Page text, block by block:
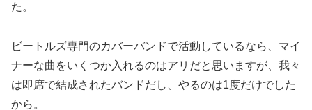
た。
ビートルズ専門のカバーバンドで活動しているなら、マイ
ナーな曲をいくつか入れるのはアリだと思いますが、我々
は即席で結成されたバンドだし、やるのは1度だけでした
から。